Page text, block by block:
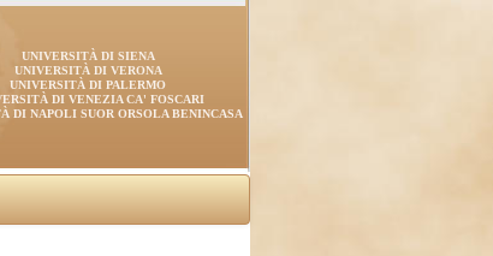
UNIVERSITÀ DI SIENA
UNIVERSITÀ DI VERONA
UNIVERSITÀ DI PALERMO
DI VENEZIA CA' FOSCARI
DI NAPOLI SUOR ORSOLA BENINCASA